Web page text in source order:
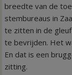
breedte van de
stembureaus in
te zitten in de
te bevrijden. Het
En dat is een
zitting.